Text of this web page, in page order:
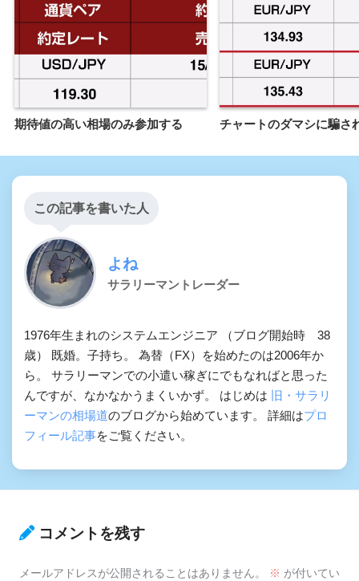
期待値の高い相場のみ参加する チャートのダマシに騙さ
この記事を書いた人
よね
サラリーマントレーダー
1976年生まれのシステムエンジニア （ブログ開始時 38
歳） 既婚。子持ち。 為替（FX）を始めたのは2006年か
ら。 サラリーマンでの小遣い稼ぎにでもなればと思った
んですが、なかなかうまくいかず。 はじめは 旧・サラリ
ーマンの相場道のブログから始めています。 詳細はプロ
フィール記事をご覧ください。
コメントを残す
メールアドレスが公開されることはありません。 ※ が付いてい